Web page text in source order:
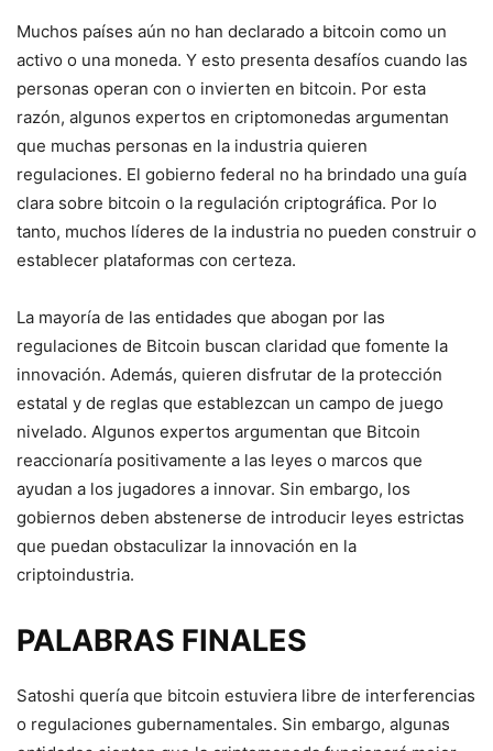
Muchos países aún no han declarado a bitcoin como un
activo o una moneda. Y esto presenta desafíos cuando las
personas operan con o invierten en bitcoin. Por esta
razón, algunos expertos en criptomonedas argumentan
que muchas personas en la industria quieren
regulaciones. El gobierno federal no ha brindado una guía
clara sobre bitcoin o la regulación criptográfica. Por lo
tanto, muchos líderes de la industria no pueden construir o
establecer plataformas con certeza.
La mayoría de las entidades que abogan por las
regulaciones de Bitcoin buscan claridad que fomente la
innovación. Además, quieren disfrutar de la protección
estatal y de reglas que establezcan un campo de juego
nivelado. Algunos expertos argumentan que Bitcoin
reaccionaría positivamente a las leyes o marcos que
ayudan a los jugadores a innovar. Sin embargo, los
gobiernos deben abstenerse de introducir leyes estrictas
que puedan obstaculizar la innovación en la
criptoindustria.
PALABRAS FINALES
Satoshi quería que bitcoin estuviera libre de interferencias
o regulaciones gubernamentales. Sin embargo, algunas